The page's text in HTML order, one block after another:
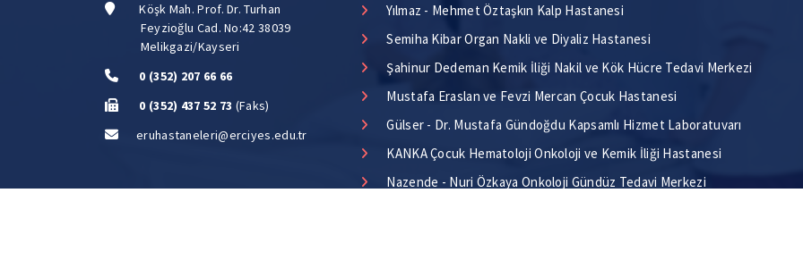
Köşk Mah. Prof. Dr. Turhan
Feyzioğlu Cad. No:42 38039
Melikgazi/Kayseri
0 (352) 207 66 66
0 (352) 437 52 73 (Faks)
eruhastaneleri@erciyes.edu.tr
Yılmaz - Mehmet Öztaşkın Kalp Hastanesi
Semiha Kibar Organ Nakli ve Diyaliz Hastanesi
Şahinur Dedeman Kemik İliği Nakil ve Kök Hücre Tedavi Merkezi
Mustafa Eraslan ve Fevzi Mercan Çocuk Hastanesi
Gülser - Dr. Mustafa Gündoğdu Kapsamlı Hizmet Laboratuvarı
KANKA Çocuk Hematoloji Onkoloji ve Kemik İliği Hastanesi
Nazende - Nuri Özkaya Onkoloji Gündüz Tedavi Merkezi